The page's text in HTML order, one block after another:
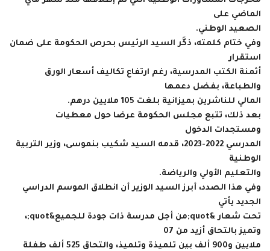
الماضي على
الصعيد الوطني.
وفي ختام كلمته، ذكَّر السيد الرئيس بحرص الحكومة على ضمان
استقرار
أثمنة الكتب المدرسية، رغم ارتفاع تكاليف أسعار الورق
والطباعة، بفضل دعمها
المالي للناشرين بميزانية بلغت 105 ملايين درهم.
بعد ذلك، تتبع مجلس الحكومة عرضا حول معطيات
ومستجدات الدخول
المدرسي 2022-2023، قدمه السيد شكيب بنموسى، وزير التربية
الوطنية
والتعليم الأولي والرياضة.
وفي هذا الصدد، أبرز السيد الوزير أن انطلاق الموسم الدراسي
الجديد يأتي
تحت شعار &quot;من أجل مدرسة ذات جودة للجميع&quot;،
وتميز بالتحاق أزيد من 07
ملايين و900 ألف بين تلميذة وتلميذ، والتحاق 525 ألف طفلة